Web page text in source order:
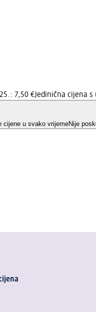
7,50 €Jedinična cijena s
cijene u svako vrijemeNije